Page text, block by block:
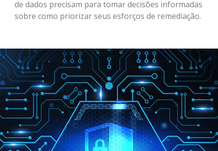
de dados precisam para tomar decisões informadas
sobre como priorizar seus esforços de remediação.